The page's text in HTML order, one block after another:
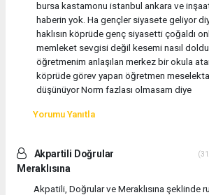
bursa kastamonu istanbul ankara ve
haberin yok. Ha gençler siyasete geliyor
haklısın köprüde genç siyasetti çoğaldı
memleket sevgisi değil kesemi nasıl
öğretmenim anlaşılan merkez bir okula
köprüde görev yapan öğretmen
düşünüyor Norm fazlası olmasam diye
Yorumu Yanıtla
Akpartili Doğrular
Meraklısına
Akpatili, Doğrular ve Meraklısına şeklinde